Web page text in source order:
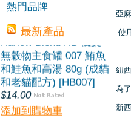
熱門品牌
最新產品
Harlow Blend HB 楓葉
無穀物主食罐 007 鮪魚
和鮭魚和高湯 80g (成貓
和老貓配方) [HB007]
$14.00
亞
使
紐
為
新